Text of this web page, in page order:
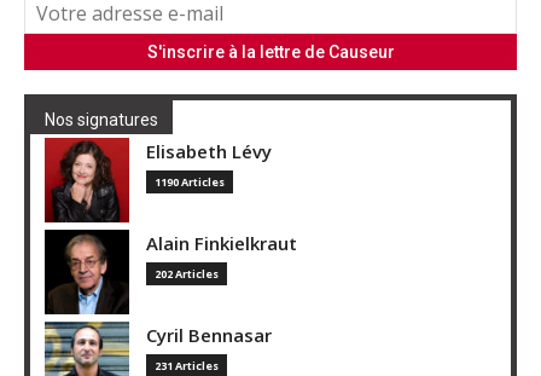
Nos signatures
Elisabeth Lévy
1190 Articles
Alain Finkielkraut
202 Articles
Cyril Bennasar
231 Articles